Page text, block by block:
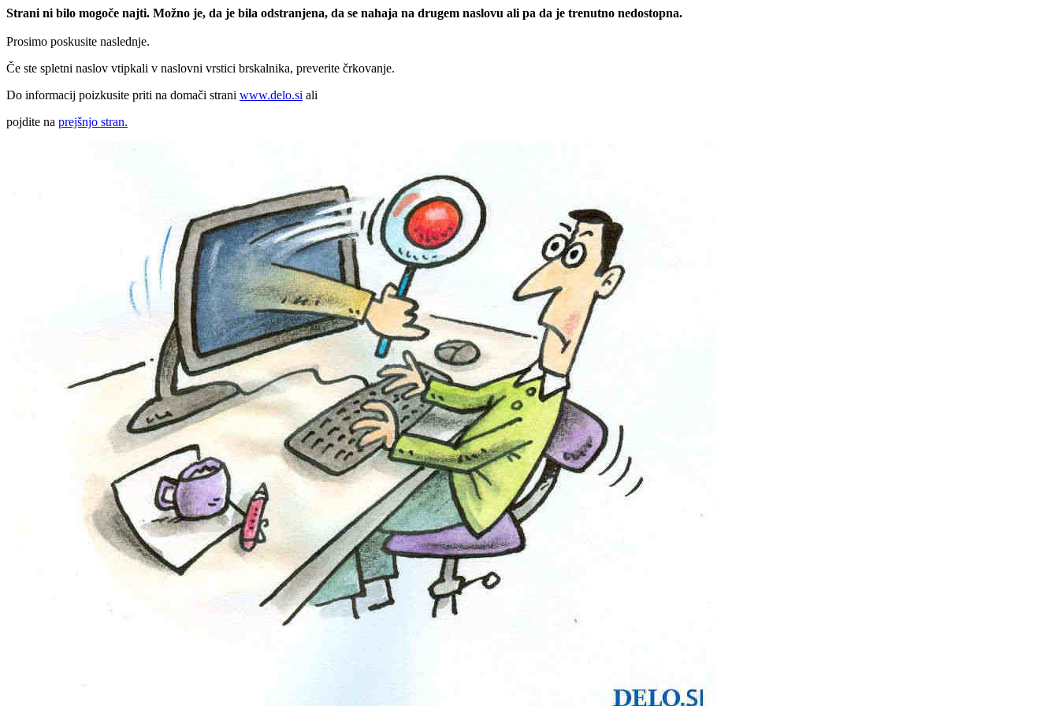
Strani ni bilo mogoče najti. Možno je, da je bila odstranjena, da se nahaja na drugem naslovu ali pa da je trenutno nedostopna.
Prosimo poskusite naslednje.
Če ste spletni naslov vtipkali v naslovni vrstici brskalnika, preverite črkovanje.
Do informacij poizkusite priti na domači strani www.delo.si ali
pojdite na prejšnjo stran.